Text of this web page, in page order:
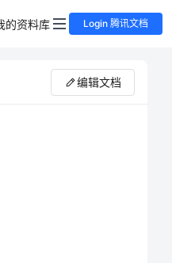
的资料库 Login 腾讯文档
编辑文档